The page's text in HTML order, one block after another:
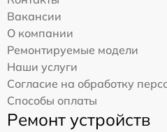
Вакансии
О компании
Ремонтируемые модели
Наши услуги
Согласие на обработку
Способы оплаты
Ремонт устройств